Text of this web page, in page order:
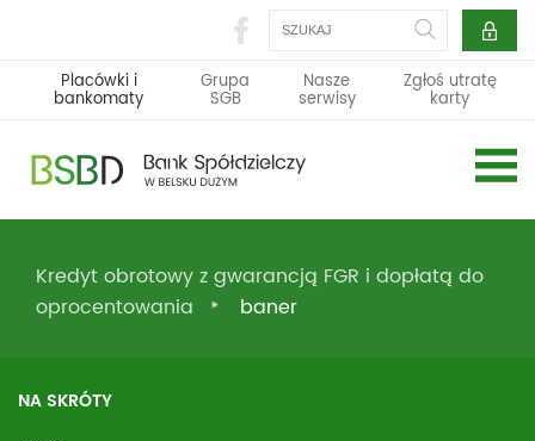
Szukaj
Placówki i
bankomaty
Grupa
SGB
Nasze
serwisy
Zgłoś utratę
karty
Kredyt obrotowy z gwarancją FGR i dopłatą do
oprocentowania
baner
NA SKRÓTY